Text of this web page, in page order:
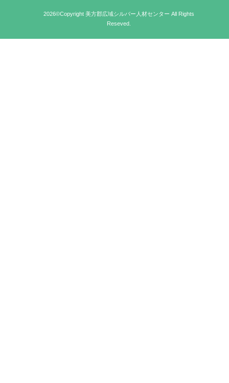
2026©Copyright 美方郡広域シルバー人材センター All Rights
Reseved.